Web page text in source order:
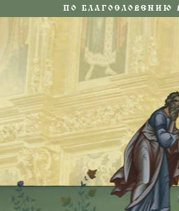
ПО БЛАГОСЛОВЕНИЮ